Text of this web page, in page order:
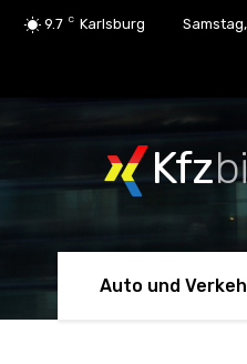
9.7 C Karlsburg
Kfz
Auto und